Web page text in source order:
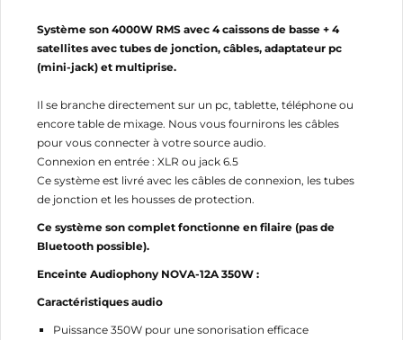
Système son 4000W RMS avec 4 caissons de basse + 4
satellites avec tubes de jonction, câbles, adaptateur pc
(mini-jack) et multiprise.
Il se branche directement sur un pc, tablette, téléphone ou
encore table de mixage. Nous vous fournirons les câbles
pour vous connecter à votre source audio.
Connexion en entrée : XLR ou jack 6.5
Ce système est livré avec les câbles de connexion, les tubes
de jonction et les housses de protection.
Ce système son complet fonctionne en filaire (pas de
Bluetooth possible).
Enceinte Audiophony NOVA-12A 350W :
Caractéristiques audio
Puissance 350W pour une sonorisation efficace
Annuler Connexion